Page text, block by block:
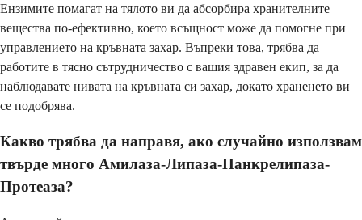
Ензимите помагат на тялото ви да абсорбира хранителните
вещества по-ефективно, което всъщност може да помогне при
управлението на кръвната захар. Въпреки това, трябва да
работите в тясно сътрудничество с вашия здравен екип, за да
наблюдавате нивата на кръвната си захар, докато храненето ви
се подобрява.
Какво трябва да направя, ако случайно използвам
твърде много Амилаза-Липаза-Панкрелипаза-
Протеаза?